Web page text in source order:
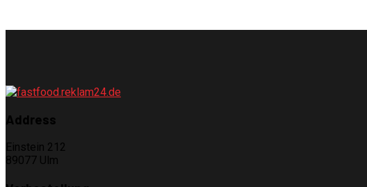
Address
Einstein 212
89077 Ulm